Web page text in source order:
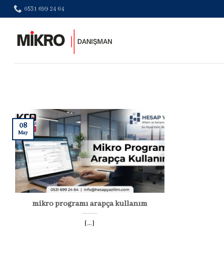
Skip
to
0531 699 24 64
mikro programı arapça kullanım
[...]
08
May